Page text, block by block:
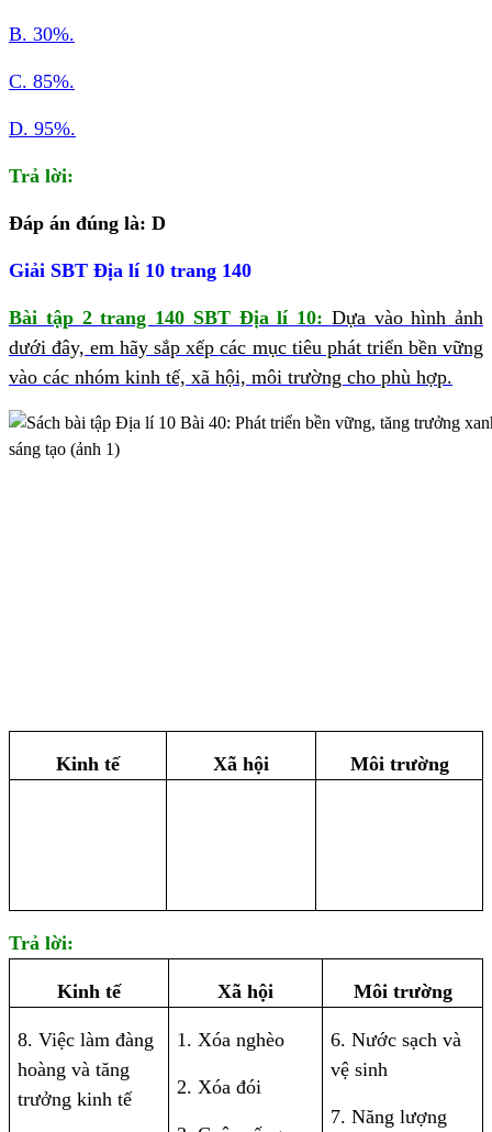
B. 30%.
C. 85%.
D. 95%.
Trả lời:
Đáp án đúng là: D
Giải SBT Địa lí 10 trang 140
Bài tập 2 trang 140 SBT Địa lí 10: Dựa vào hình ảnh
dưới đây, em hãy sắp xếp các mục tiêu phát triển bền vững
vào các nhóm kinh tế, xã hội, môi trường cho phù hợp.
Kinh tế Xã hội Môi trường
Trả lời:
Kinh tế Xã hội Môi trường
8. Việc làm đàng
hoàng và tăng
trưởng kinh tế
1. Xóa nghèo
2. Xóa đói
6. Nước sạch và
vệ sinh
7. Năng lượng